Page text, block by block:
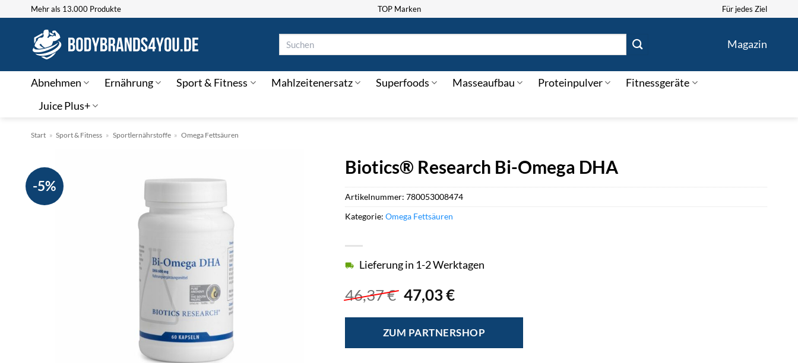
springen
Mehr als 13.000 Produkte TOP Marken Für jedes Ziel
Magazin
Abnehmen Ernährung Sport & Fitness Mahlzeitenersatz Superfoods Masseaufbau Proteinpulver
Fitnessgeräte
Juice Plus+
Start » Sport & Fitness » Sportlernährstoffe » Omega Fettsäuren
-5%
Biotics® Research Bi-Omega DHA
46,37€ Ursprünglicher
Preis
war:
46,37 €
47,03€Aktueller
ist:
47,03 €.
Lieferung in 1-2 Werktagen
ZUM PARTNERSHOP
Artikelnummer:780053008474
Kategorie:Omega Fettsäuren